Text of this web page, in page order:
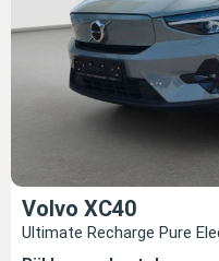
Volvo XC40
Ultimate Recharge Pure